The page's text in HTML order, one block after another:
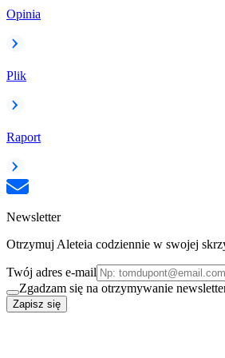
Opinia
Plik
Raport
Newsletter
Otrzymuj Aleteia codziennie w swojej
Twój adres e-mail
Zgadzam się na otrzymywanie
Zapisz się